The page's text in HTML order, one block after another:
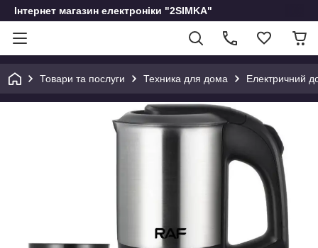
Інтернет магазин електроніки "2SIMKA"
Товари та послуги Техника для дома Електричний